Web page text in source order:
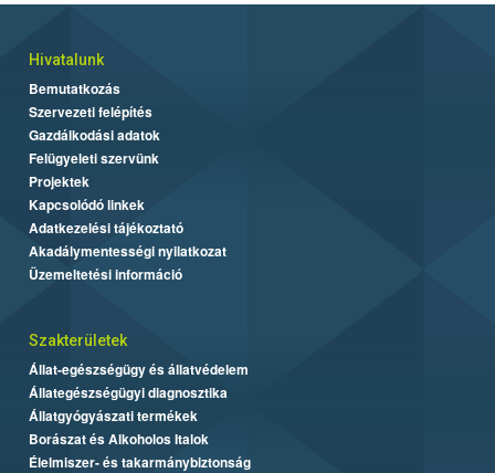
Hivatalunk
Bemutatkozás
Szervezeti felépítés
Gazdálkodási adatok
Felügyeleti szervünk
Projektek
Kapcsolódó linkek
Adatkezelési tájékoztató
Akadálymentességi nyilatkozat
Üzemeltetési információ
Szakterületek
Állat-egészségügy és állatvédelem
Állategészségügyi diagnosztika
Állatgyógyászati termékek
Borászat és Alkoholos Italok
Élelmiszer- és takarmánybiztonság